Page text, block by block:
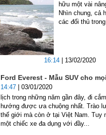
16:14 | 13/02/2020
hữu một vài
Nhìn chung, cả
các đối thủ
Ford Everest - Mẫu SUV cho
14:47 | 03/01/2020
lịch trong những năm gần đây, đi
hướng được ưa chuộng nhất. Trào
thế giới mà còn ở tại Việt Nam. Tuy
một chiếc xe đa dụng với đầy...